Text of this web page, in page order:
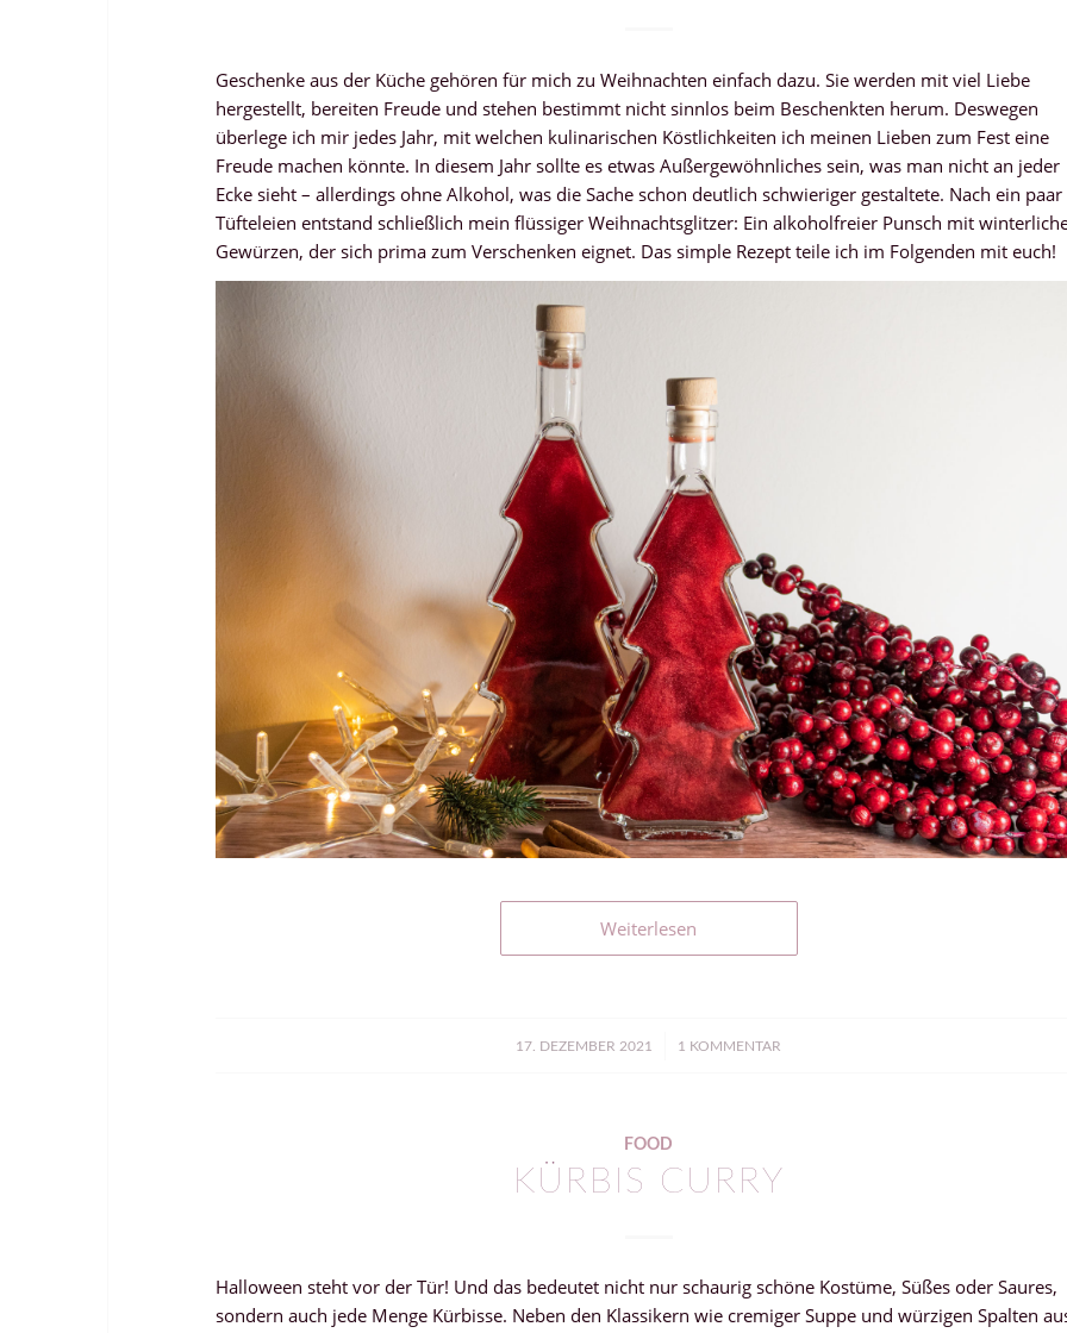
Geschenke aus der Küche gehören für mich zu Weihnachten einfach dazu. Sie werden mit viel Liebe
hergestellt, bereiten Freude und stehen bestimmt nicht sinnlos beim Beschenkten herum. Deswegen
überlege ich mir jedes Jahr, mit welchen kulinarischen Köstlichkeiten ich meinen Lieben zum Fest eine
Freude machen könnte. In diesem Jahr sollte es etwas Außergewöhnliches sein, was man nicht an jeder
Ecke sieht – allerdings ohne Alkohol, was die Sache schon deutlich schwieriger gestaltete. Nach ein paar
Tüfteleien entstand schließlich mein flüssiger Weihnachtsglitzer: Ein alkoholfreier Punsch mit
Gewürzen, der sich prima zum Verschenken eignet. Das simple Rezept teile ich im Folgenden mit euch!
Weiterlesen
17. DEZEMBER 2021
/ 1 KOMMENTAR
FOOD
KÜRBIS CURRY
Halloween steht vor der Tür! Und das bedeutet nicht nur schaurig schöne Kostüme, Süßes oder Saures,
sondern auch jede Menge Kürbisse. Neben den Klassikern wie cremiger Suppe und würzigen Spalten